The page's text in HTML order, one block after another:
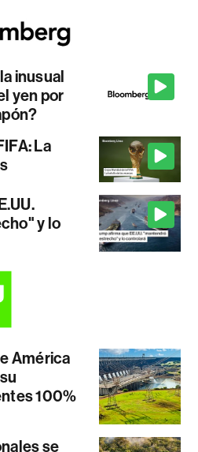
inusual
yen por
La
y lo
América
100%
se